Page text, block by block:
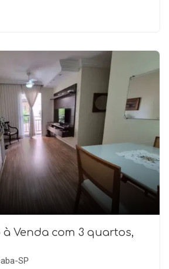
Venda com 3 quartos,
SP